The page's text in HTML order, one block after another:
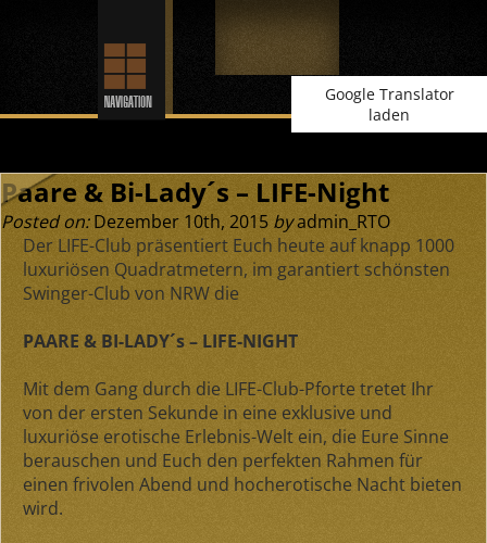
Google Translator
laden
Paare & Bi-Lady´s – LIFE-Night
Posted on:Dezember 10th, 2015 byadmin_RTO
Der LIFE-Club präsentiert Euch heute auf knapp 1000
luxuriösen Quadratmetern, im garantiert schönsten
Swinger-Club von NRW die
PAARE & BI-LADY´s – LIFE-NIGHT
Mit dem Gang durch die LIFE-Club-Pforte tretet Ihr
von der ersten Sekunde in eine exklusive und
luxuriöse erotische Erlebnis-Welt ein, die Eure Sinne
berauschen und Euch den perfekten Rahmen für
einen frivolen Abend und hocherotische Nacht bieten
wird.